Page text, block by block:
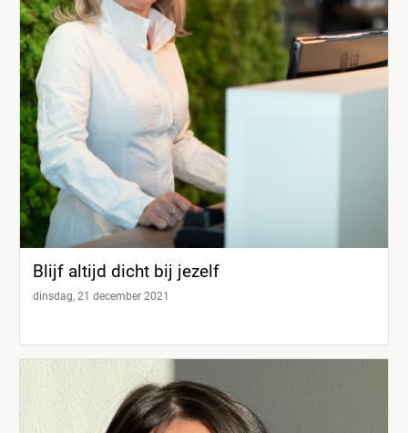
Blijf altijd dicht bij jezelf
dinsdag, 21 december 2021